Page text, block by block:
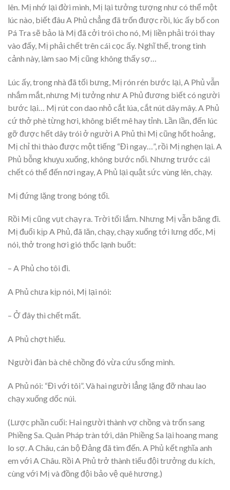
lên. Mị nhớ lại đời mình, Mị lại tưởng tượng như có thể một
lúc nào, biết đâu A Phủ chẳng đã trốn được rồi, lúc ấy bố con
Pá Tra sẽ bảo là Mị đã cởi trói cho nó, Mị liền phải trói thay
vào đấy, Mị phải chết trên cái cọc ấy. Nghĩ thế, trong tình
cảnh này, làm sao Mị cũng không thấy sợ…
Lúc ấy, trong nhà đã tối bưng, Mị rón rén bước lại, A Phủ vẫn
nhắm mắt, nhưng Mị tưởng như A Phủ đương biết có người
bước lại… Mị rút con dao nhỏ cắt lúa, cắt nút dây mây. A Phủ
cứ thở phè từng hơi, không biết mê hay tỉnh. Lần lần, đến lúc
gỡ được hết dây trói ở người A Phủ thì Mị cũng hốt hoảng,
Mị chỉ thì thào được một tiếng “Đi ngay…”, rồi Mị nghẹn lại. A
Phủ bỗng khuỵu xuống, không bước nổi. Nhưng trước cái
chết có thể đến nơi ngay, A Phủ lại quật sức vùng lên, chạy.
Mị đứng lặng trong bóng tối.
Rồi Mị cũng vụt chạy ra. Trời tối lắm. Nhưng Mị vẫn băng đi.
Mị đuổi kịp A Phủ, đã lăn, chạy, chạy xuống tới lưng dốc, Mị
nói, thở trong hơi gió thốc lạnh buốt:
– A Phủ cho tôi đi.
A Phủ chưa kịp nói, Mị lại nói:
– Ở đây thì chết mất.
A Phủ chợt hiểu.
Người đàn bà chê chồng đó vừa cứu sống mình.
A Phủ nói: “Đi với tôi”. Và hai người lẳng lặng đỡ nhau lao
chạy xuống dốc núi.
(Lược phần cuối: Hai người thành vợ chồng và trốn sang
Phiềng Sa. Quân Pháp tràn tới, dân Phiềng Sa lại hoang mang
lo sợ. A Châu, cán bộ Đảng đã tìm đến. A Phủ kết nghĩa anh
em với A Châu. Rồi A Phủ trở thành tiểu đội trưởng du kích,
cùng với Mị và đồng đội bảo vệ quê hương.)